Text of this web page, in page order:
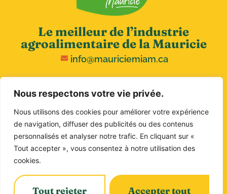
Nous respectons votre vie privée.
Nous utilisons des cookies pour améliorer votre expérience
de navigation, diffuser des publicités ou des contenus
personnalisés et analyser notre trafic. En cliquant sur «
Tout accepter », vous consentez à notre utilisation des
cookies.
Tout rejeter Accepter tout
Le meilleur de l’industrie
agroalimentaire de la Mauricie
info@mauriciemiam.ca
Copyright © 2026 MIAM. Tous droits réservés.
Politique de confidentialité